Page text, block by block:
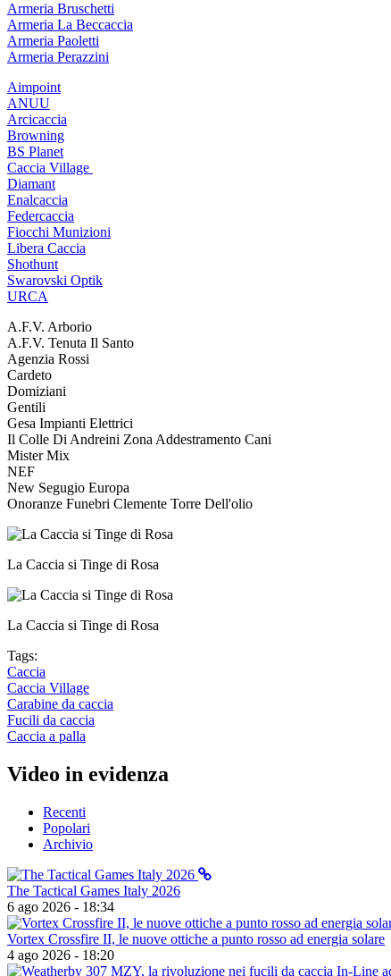
Armeria Bruschetti
Armeria La Beccaccia
Armeria Paoletti
Armeria Perazzini
Aimpoint
ANUU
Arcicaccia
Browning
BS Planet
Caccia Village
Diamant
Enalcaccia
Federcaccia
Fiocchi Munizioni
Libera Caccia
Shothunt
Swarovski Optik
URCA
A.F.V. Arborio
A.F.V. Tenuta Il Santo
Agenzia Rossi
Cardeto
Domiziani
Gentili
Gesa Impianti Elettrici
Il Colle Di Andreini Zona Addestramento Cani
Mister Mix
NEF
New Segugio Europa
Onoranze Funebri Clemente Torre Dell'olio
La Caccia si Tinge di Rosa
La Caccia si Tinge di Rosa
Tags:
Caccia
Caccia Village
Carabine da caccia
Fucili da caccia
Caccia a palla
Video in evidenza
Recenti
Popolari
Archivio
The Tactical Games Italy 2026
6 ago 2026 - 18:34
Vortex Crossfire II, le nuove ottiche a punto rosso ad energia solare
4 ago 2026 - 18:20